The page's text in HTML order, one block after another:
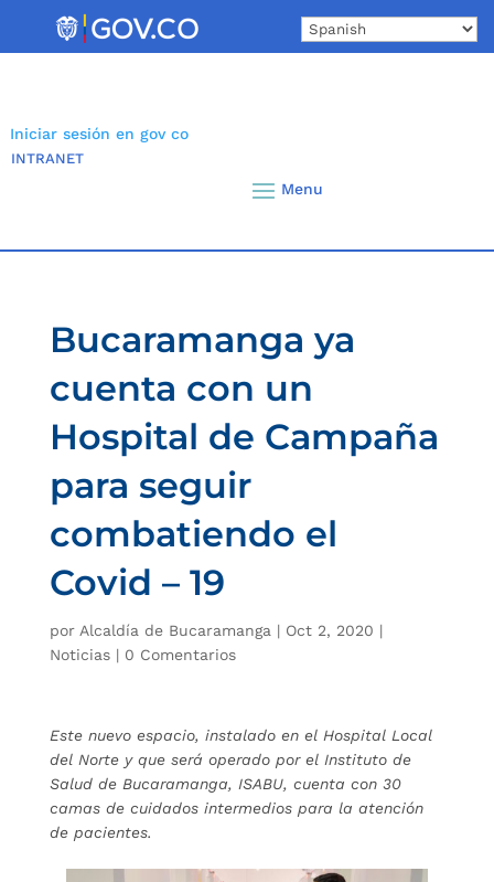
Iniciar sesión en gov co
INTRANET
Bucaramanga ya
cuenta con un
Hospital de Campaña
para seguir
combatiendo el
Covid – 19
por Alcaldía de Bucaramanga | Oct 2, 2020 |
Noticias| 0 Comentarios
Este nuevo espacio, instalado en el Hospital Local
del Norte y que será operado por el Instituto de
Salud de Bucaramanga, ISABU, cuenta con 30
camas de cuidados intermedios para la atención
de pacientes.